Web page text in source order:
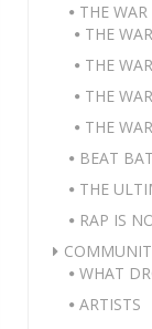
THE
THE
THE
THE
THE
BEAT
THE
RAP IS
WHAT
ARTISTS